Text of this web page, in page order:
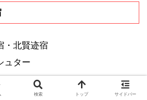
・北賢迹宿
ュター
婚、長寿や福徳繁栄を祈って修法
検索 トップ サイドバー